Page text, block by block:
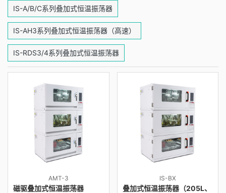
IS-A/B/C系列叠加式恒温振荡器
IS-AH3系列叠加式恒温振荡器（高速）
IS-RDS3/4系列叠加式恒温振荡器
AMT-3
磁驱叠加式恒温振荡器
IS-BX
叠加式恒温振荡器（205L、